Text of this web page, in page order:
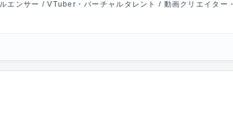
エンサー / VTuber・バーチャルタレント / 動画クリエイター・